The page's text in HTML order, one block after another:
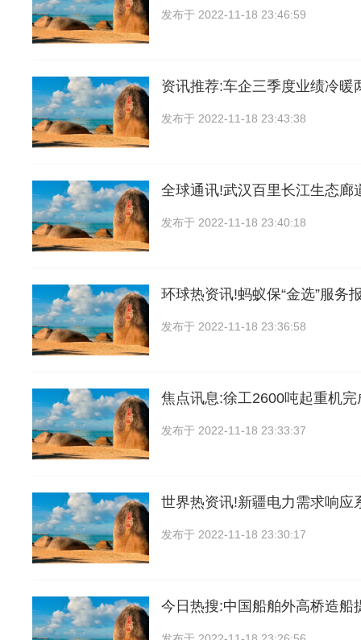
发布于 2022-11-18 23:46:59
资讯推荐:车企三季度业绩冷暖
发布于 2022-11-18 23:43:38
全球通讯!武汉百里长江生态廊
发布于 2022-11-18 23:40:18
环球热资讯!蚂蚁保“金选”服务
发布于 2022-11-18 23:36:58
焦点讯息:徐工2600吨起重机
发布于 2022-11-18 23:33:37
世界热资讯!新疆电力需求响应
发布于 2022-11-18 23:30:17
今日热搜:中国船舶外高桥造船